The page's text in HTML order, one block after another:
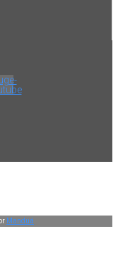
Manduá